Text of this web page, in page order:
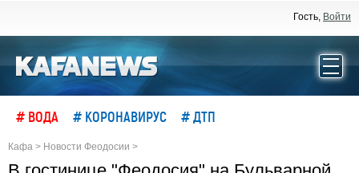
Гость, Войти
# ВОДА # КОРОНАВИРУС # ДТП
Кафа > Новости Феодосии >